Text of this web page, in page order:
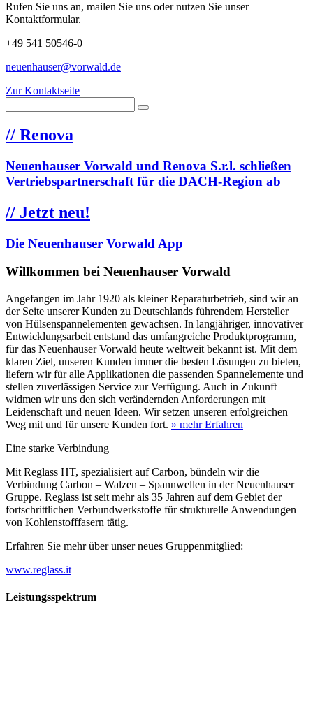
Rufen Sie uns an, mailen Sie uns oder nutzen Sie unser
Kontaktformular.
+49 541 50546-0
neuenhauser@vorwald.de
Zur Kontaktseite
// Renova
Neuenhauser Vorwald und Renova S.r.l. schließen
Vertriebspartnerschaft für die DACH-Region ab
// Jetzt neu!
Die Neuenhauser Vorwald App
Willkommen bei Neuenhauser Vorwald
Angefangen im Jahr 1920 als kleiner Reparaturbetrieb, sind wir an
der Seite unserer Kunden zu Deutschlands führendem Hersteller
von Hülsenspannelementen gewachsen. In langjähriger, innovativer
Entwicklungsarbeit entstand das umfangreiche Produktprogramm,
für das Neuenhauser Vorwald heute weltweit bekannt ist. Mit dem
klaren Ziel, unseren Kunden immer die besten Lösungen zu bieten,
liefern wir für alle Applikationen die passenden Spannelemente und
stellen zuverlässigen Service zur Verfügung. Auch in Zukunft
widmen wir uns den sich verändernden Anforderungen mit
Leidenschaft und neuen Ideen. Wir setzen unseren erfolgreichen
Weg mit und für unsere Kunden fort. » mehr Erfahren
Eine starke Verbindung
Mit Reglass HT, spezialisiert auf Carbon, bündeln wir die
Verbindung Carbon – Walzen – Spannwellen in der Neuenhauser
Gruppe. Reglass ist seit mehr als 35 Jahren auf dem Gebiet der
fortschrittlichen Verbundwerkstoffe für strukturelle Anwendungen
von Kohlenstofffasern tätig.
Erfahren Sie mehr über unser neues Gruppenmitglied:
www.reglass.it
Leistungsspektrum